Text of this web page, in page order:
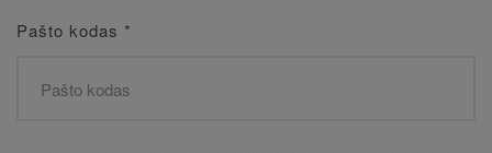
Pašto kodas *